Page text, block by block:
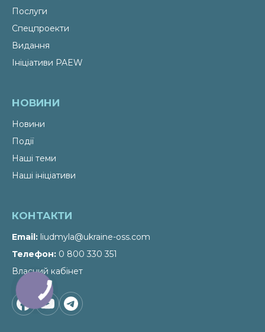
Послуги
Спецпроекти
Видання
Ініціативи PAEW
НОВИНИ
Новини
Події
Наші теми
Наші ініціативи
КОНТАКТИ
Email liudmyla@ukraine-oss.com
Телефон 0 800 330 351
Власний кабінет